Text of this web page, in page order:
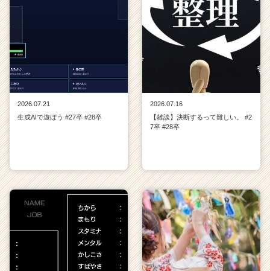
2026.07.21
生成AIで遊ぼう #27卒 #28卒
2026.07.16
【雑談】決断するって難しい。 #2
7卒 #28卒